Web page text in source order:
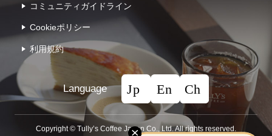
コミュニティガイドライン
Cookieポリシー
利⽤規約
Language
Copyright © Tullyʼs Coffee Japan Co., Ltd. All rights reserved.